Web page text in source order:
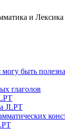
и Лексика
быть полезна
глаголов
JLPT